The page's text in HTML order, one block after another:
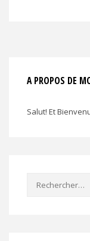
A PROPOS DE
Salut! Et
Rechercher :